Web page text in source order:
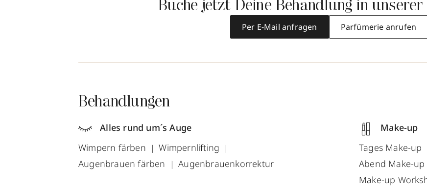
Buche jetzt Deine Behandlung in
Per E-Mail anfragen Parfümerie anrufen
Behandlungen
Alles rund um´s Auge
Wimpern färben
Wimpernlifting
Augenbrauen färben
Augenbrauenkorrektur
Make-up
Tages Make-up
Abend Make-up
Make-up